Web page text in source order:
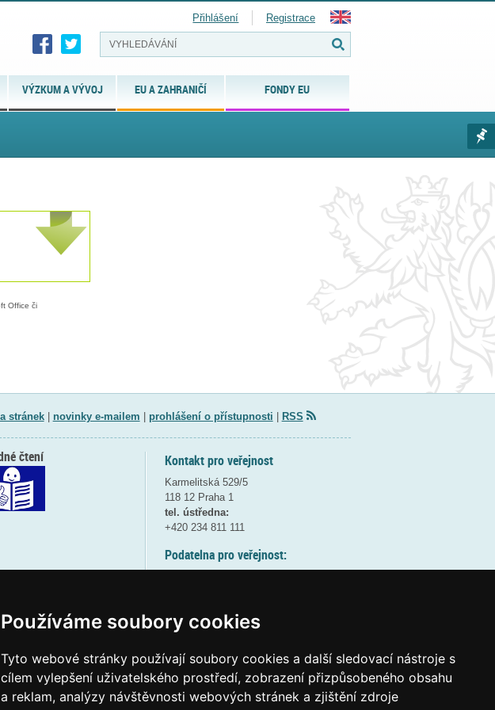
Používáme soubory cookies
Tyto webové stránky používají soubory cookies a další sledovací nástroje s
cílem vylepšení uživatelského prostředí, zobrazení přizpůsobeného obsahu
a reklam, analýzy návštěvnosti webových stránek a zjištění zdroje
VÝZKUM A VÝVOJ EU A ZAHRANIČÍ FONDY EU
Přihlášení Registrace
Office či
stránek| novinky e-mailem prohlášení o přístupnosti RSS
Kontakt pro veřejnost
Karmelitská 529/5
118 12 Praha 1
tel. ústředna:
+420 234 811 111
Podatelna pro veřejnost:
(více informací
Elektronická podatelna:
posta@msmtgov cz
čtení